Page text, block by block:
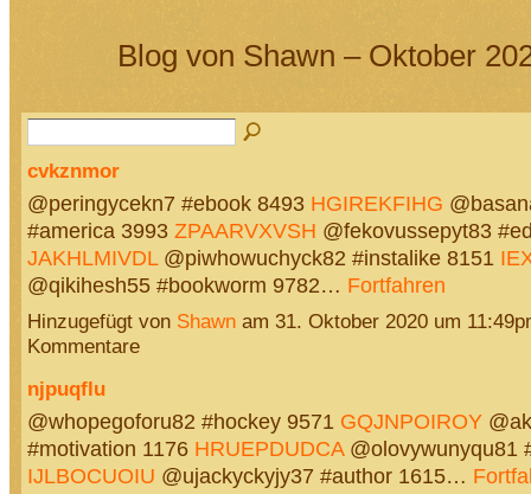
Blog von Shawn – Oktober
cvkznmor
@peringycekn7 #ebook 8493 HGIREKFIHG
#america 3993 ZPAARVXVSH @fekovussepyt83
JAKHLMIVDL@piwhowuchyck82 #instalike 8151
@qikihesh55 #bookworm 9782… Fortfahren
Hinzugefügt von Shawnam 31. Oktober 2020 um
Kommentare
njpuqflu
@whopegoforu82 #hockey 9571 GQJNPOIROY
#motivation 1176 HRUEPDUDCA@olovywunyqu81
IJLBOCUOIU @ujackyckyjy37 #author 1615…